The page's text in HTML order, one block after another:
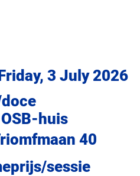
40
sessie
3 July 2026
OSB-huis